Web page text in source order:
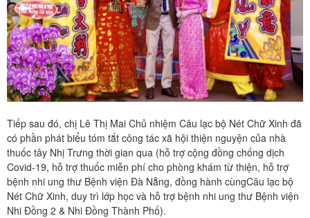
Tiếp sau đó, chị Lê Thị Mai Chủ nhiệm Câu lạc bộ Nét Chữ Xinh đã
có phần phát biểu tóm tắt công tác xã hội thiện nguyện của nhà
thuốc tây Nhị Trưng thời gian qua (hỗ trợ cộng đồng chống dịch
Covid-19, hỗ trợ thuốc miễn phí cho phòng khám từ thiện, hỗ trợ
bệnh nhi ung thư Bệnh viện Đà Nẵng, đồng hành cùngCâu lạc bộ
Nét Chữ Xinh, duy trì lớp học và hỗ trợ bệnh nhi ung thư Bệnh viện
Nhi Đồng 2 & Nhi Đồng Thành Phố).